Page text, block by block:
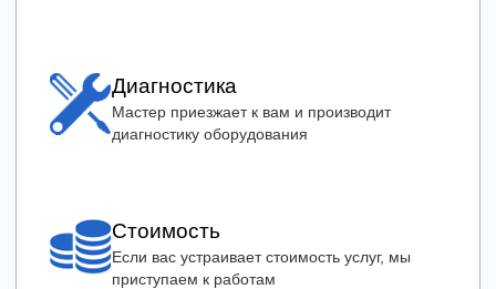
Диагностика
Мастер приезжает к вам и производит
диагностику оборудования
Стоимость
Если вас устраивает стоимость услуг, мы
приступаем к работам